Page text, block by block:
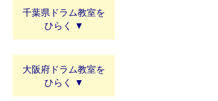
千葉県ドラム教室
大阪府ドラム教室